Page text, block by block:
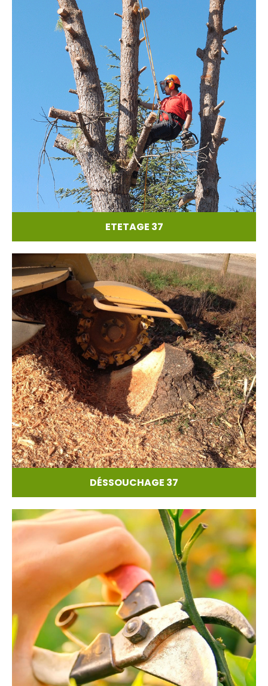
ETETAGE 37
DÉSSOUCHAGE 37